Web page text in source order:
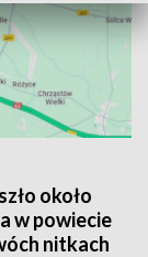
około
w powiecie
nitkach